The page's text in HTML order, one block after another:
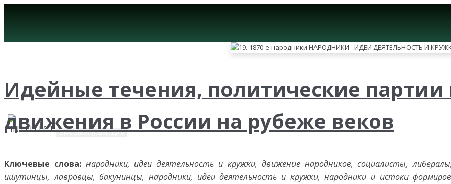
Вкл/Выкл навигацию
Идейные течения, политические
движения в России на рубеже веков
Ключевые слова: народники, идеи деятельность и кружки, движение народников, социалисты,
ишутинцы, лавровцы, бакунинцы, народники, идеи деятельность и кружки, народники и истоки